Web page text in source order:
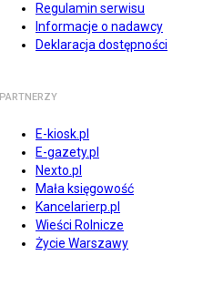
Regulamin serwisu
Informacje o nadawcy
Deklaracja dostępności
PARTNERZY
E-kiosk.pl
E-gazety.pl
Nexto.pl
Mała księgowość
Kancelarierp.pl
Wieści Rolnicze
Życie Warszawy